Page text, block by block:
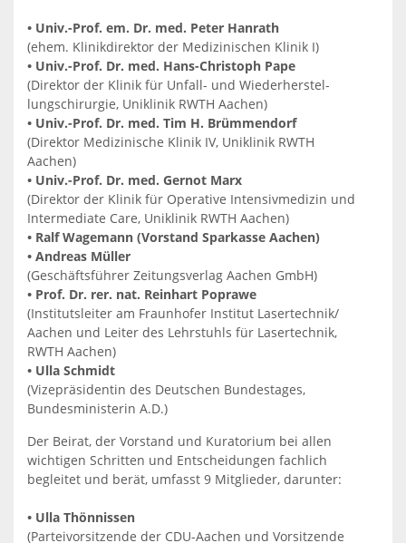
• Univ.-Prof. em. Dr. med. Peter Hanrath
(ehem. Klinikdirektor der Medizinischen Klinik I)
• Univ.-Prof. Dr. med. Hans-Christoph Pape
(Direktor der Klinik für Unfall- und Wiederherstel-
lungschirurgie, Uniklinik RWTH Aachen)
• Univ.-Prof. Dr. med. Tim H. Brümmendorf
(Direktor Medizinische Klinik IV, Uniklinik RWTH
Aachen)
• Univ.-Prof. Dr. med. Gernot Marx
(Direktor der Klinik für Operative Intensivmedizin und
Intermediate Care, Uniklinik RWTH Aachen)
• Ralf Wagemann (Vorstand Sparkasse Aachen)
• Andreas Müller
(Geschäftsführer Zeitungsverlag Aachen GmbH)
• Prof. Dr. rer. nat. Reinhart Poprawe
(Institutsleiter am Fraunhofer Institut Lasertechnik/
Aachen und Leiter des Lehrstuhls für Lasertechnik,
RWTH Aachen)
• Ulla Schmidt
(Vizepräsidentin des Deutschen Bundestages,
Bundesministerin A.D.)
Der Beirat, der Vorstand und Kuratorium bei allen
wichtigen Schritten und Entscheidungen fachlich
begleitet und berät, umfasst 9 Mitglieder, darunter:
• Ulla Thönnissen
(Parteivorsitzende der CDU-Aachen und Vorsitzende